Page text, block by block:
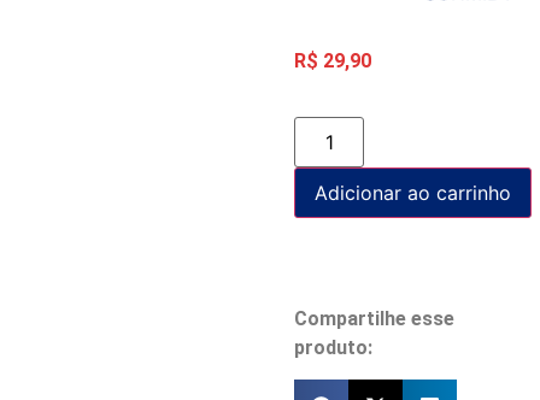
R$ 29,90
Adicionar ao carrinho
Compartilhe esse
produto: